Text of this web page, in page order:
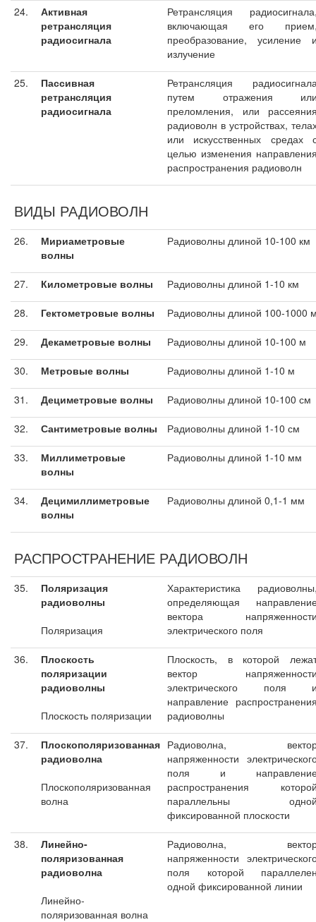
24.
Активная
ретрансляция
радиосигнала
Ретрансляция
включающая его
преобразование, усиление
излучение
25.
Пассивная
ретрансляция
радиосигнала
Ретрансляция
путем отражения
преломления, или
радиоволн в устройствах,
или искусственных средах
целью изменения
распространения радиоволн
ВИДЫ РАДИОВОЛН
26.
Мириаметровые
волны
Радиоволны длиной 10-100 км
27. Километровые волны Радиоволны длиной 1-10 км
28. Гектометровые волны Радиоволны длиной 100-1000
29. Декаметровые волны Радиоволны длиной 10-100 м
30. Метровые волны Радиоволны длиной 1-10 м
31. Дециметровые волны Радиоволны длиной 10-100 см
32. Сантиметровые волны Радиоволны длиной 1-10 см
33.
Миллиметровые
волны
Радиоволны длиной 1-10 мм
34.
Децимиллиметровые
волны
Радиоволны длиной 0,1-1 мм
РАСПРОСТРАНЕНИЕ РАДИОВОЛН
35.
Поляризация
радиоволны
Поляризация
Характеристика
определяющая
вектора
электрического поля
36.
Плоскость
поляризации
радиоволны
Плоскость поляризации
Плоскость, в которой
вектор
электрического поля
направление
радиоволны
37.
Плоскополяризованная
радиоволна
Плоскополяризованная
волна
Радиоволна,
напряженности
поля и
распространения
параллельны
фиксированной плоскости
38.
Линейно-
поляризованная
радиоволна
Линейно-
поляризованная волна
Радиоволна,
напряженности
поля которой
одной фиксированной линии